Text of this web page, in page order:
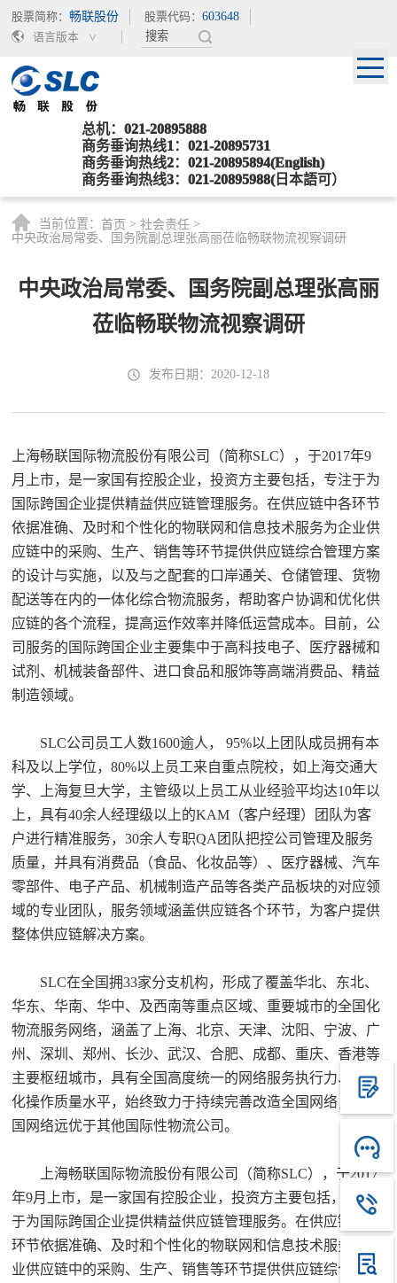
股票简称：畅联股份 股票代码：603648
语言版本
总机：021-20895888
商务垂询热线1：021-20895731
商务垂询热线2：021-20895894(English)
商务垂询热线3：021-20895988(日本語可）
当前位置：首页 >社会责任 >
中央政治局常委、国务院副总理张高丽莅临畅联物流视察调研
中央政治局常委、国务院副总理张高丽
莅临畅联物流视察调研
发布日期：2020-12-18
上海畅联国际物流股份有限公司（简称SLC），于2017年9
月上市，是一家国有控股企业，投资方主要包括，专注于为
国际跨国企业提供精益供应链管理服务。在供应链中各环节
依据准确、及时和个性化的物联网和信息技术服务为企业供
应链中的采购、生产、销售等环节提供供应链综合管理方案
的设计与实施，以及与之配套的口岸通关、仓储管理、货物
配送等在内的一体化综合物流服务，帮助客户协调和优化供
应链的各个流程，提高运作效率并降低运营成本。目前，公
司服务的国际跨国企业主要集中于高科技电子、医疗器械和
试剂、机械装备部件、进口食品和服饰等高端消费品、精益
制造领域。
SLC公司员工人数1600逾人， 95%以上团队成员拥有本
科及以上学位，80%以上员工来自重点院校，如上海交通大
学、上海复旦大学，主管级以上员工从业经验平均达10年以
上，具有40余人经理级以上的KAM（客户经理）团队为客
户进行精准服务，30余人专职QA团队把控公司管理及服务
质量，并具有消费品（食品、化妆品等）、医疗器械、汽车
零部件、电子产品、机械制造产品等各类产品板块的对应领
域的专业团队，服务领域涵盖供应链各个环节，为客户提供
整体供应链解决方案。
SLC在全国拥33家分支机构，形成了覆盖华北、东北、
华东、华南、华中、及西南等重点区域、重要城市的全国化
物流服务网络，涵盖了上海、北京、天津、沈阳、宁波、广
州、深圳、郑州、长沙、武汉、合肥、成都、重庆、香港等
主要枢纽城市，具有全国高度统一的网络服务执行力、一体
化操作质量水平，始终致力于持续完善改造全国网络，在中
国网络远优于其他国际性物流公司。
上海畅联国际物流股份有限公司（简称SLC），于2017
年9月上市，是一家国有控股企业，投资方主要包括，专注
于为国际跨国企业提供精益供应链管理服务。在供应链中各
环节依据准确、及时和个性化的物联网和信息技术服务为企
业供应链中的采购、生产、销售等环节提供供应链综合管理